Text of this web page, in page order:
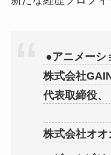
●アニメーシ
株式会社
代表取締役、
株式会社オ